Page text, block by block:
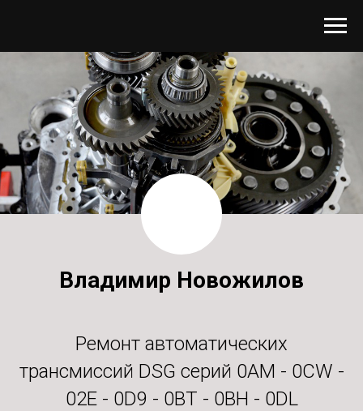
Владимир Новожилов
Ремонт автоматических
трансмиссий DSG серий 0AM - 0CW -
02E - 0D9 - 0BT - 0BH - 0DL